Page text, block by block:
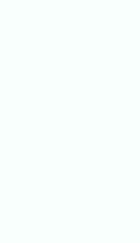
rivende
alt fra
og høj
tekniske